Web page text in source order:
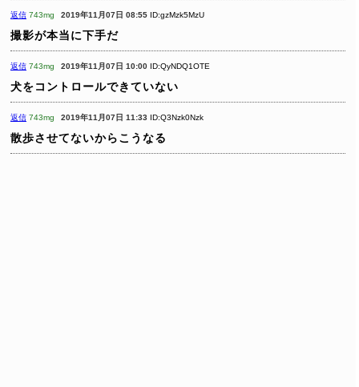
返信 743mg 2019年11月07日 08:55 ID:gzMzk5MzU
撮影が本当に下手だ
返信 743mg 2019年11月07日 10:00 ID:QyNDQ1OTE
犬をコントロールできていない
返信 743mg 2019年11月07日 11:33 ID:Q3Nzk0Nzk
散歩させてないからこうなる